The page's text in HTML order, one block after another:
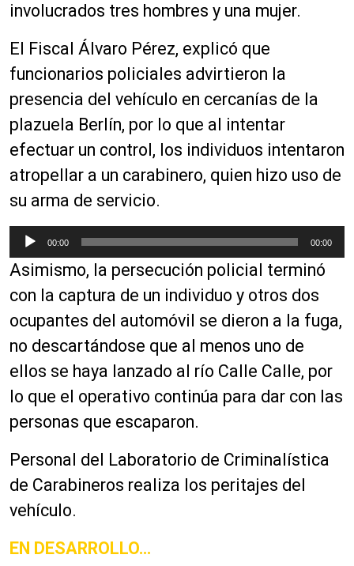
involucrados tres hombres y una mujer.
El Fiscal Álvaro Pérez, explicó que
funcionarios policiales advirtieron la
presencia del vehículo en cercanías de la
plazuela Berlín, por lo que al intentar
efectuar un control, los individuos intentaron
atropellar a un carabinero, quien hizo uso de
su arma de servicio.
e
p
r
d
u
c
t
o
r
e
a
d
i
o
00:00 00:00
Asimismo, la persecución policial terminó
con la captura de un individuo y otros dos
ocupantes del automóvil se dieron a la fuga,
no descartándose que al menos uno de
ellos se haya lanzado al río Calle Calle, por
lo que el operativo continúa para dar con las
personas que escaparon.
Personal del Laboratorio de Criminalística
de Carabineros realiza los peritajes del
vehículo.
EN DESARROLLO…